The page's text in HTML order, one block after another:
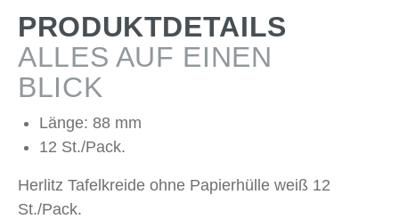
PRODUKTDETAILS
ALLES AUF EINEN
BLICK
Länge: 88 mm
12 St./Pack.
Herlitz Tafelkreide ohne Papierhülle weiß 12
St./Pack.